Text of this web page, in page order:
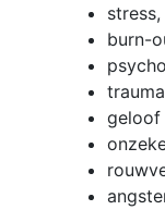
burn-
geloof